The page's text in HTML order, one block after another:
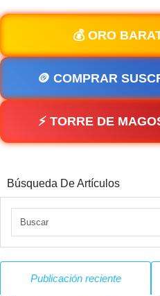
💰 ORO
🪙 COMPRAR
⚡ TORRE DE
Búsqueda De Artículos
Publicación reciente